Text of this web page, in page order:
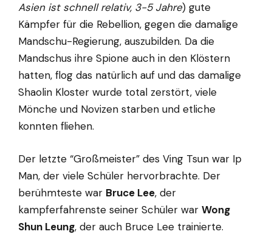
Asien ist schnell relativ, 3-5 Jahre) gute
Kämpfer für die Rebellion, gegen die damalige
Mandschu-Regierung, auszubilden. Da die
Mandschus ihre Spione auch in den Klöstern
hatten, flog das natürlich auf und das damalige
Shaolin Kloster wurde total zerstört, viele
Mönche und Novizen starben und etliche
konnten fliehen.
Der letzte “Großmeister” des Ving Tsun war Ip
Man, der viele Schüler hervorbrachte. Der
berühmteste war Bruce Lee, der
kampferfahrenste seiner Schüler war Wong
Shun Leung, der auch Bruce Lee trainierte.